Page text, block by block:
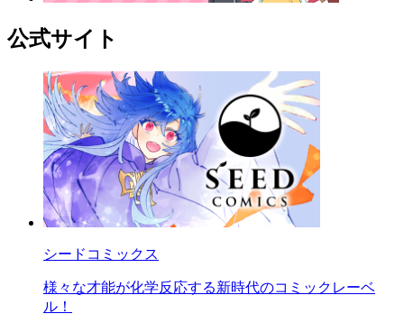
公式サイト
シードコミックス
様々な才能が化学反応する新時代のコミックレーベ
ル！